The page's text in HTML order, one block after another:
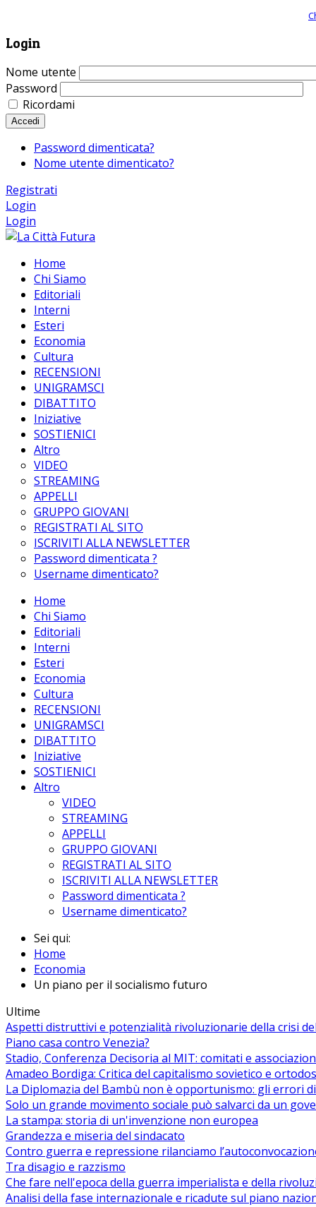
Login
Nome utente
Password
Ricordami
Accedi
Password dimenticata?
Nome utente dimenticato?
Registrati
Login
Login
Home
Chi Siamo
Editoriali
Interni
Esteri
Economia
Cultura
RECENSIONI
UNIGRAMSCI
DIBATTITO
Iniziative
SOSTIENICI
Altro
VIDEO
STREAMING
APPELLI
GRUPPO GIOVANI
REGISTRATI AL SITO
ISCRIVITI ALLA NEWSLETTER
Password dimenticata ?
Username dimenticato?
Home
Chi Siamo
Editoriali
Interni
Esteri
Economia
Cultura
RECENSIONI
UNIGRAMSCI
DIBATTITO
Iniziative
SOSTIENICI
Altro
VIDEO
STREAMING
APPELLI
GRUPPO GIOVANI
REGISTRATI AL SITO
ISCRIVITI ALLA NEWSLETTER
Password dimenticata ?
Username dimenticato?
Sei qui:
Home
Economia
Un piano per il socialismo futuro
Ultime
Aspetti distruttivi e potenzialità rivoluzionarie della crisi
Piano casa contro Venezia?
Stadio, Conferenza Decisoria al MIT: comitati e
Amadeo Bordiga: Critica del capitalismo sovietico e
La Diplomazia del Bambù non è opportunismo: gli errori
Solo un grande movimento sociale può salvarci da un
La stampa: storia di un'invenzione non europea
Grandezza e miseria del sindacato
Contro guerra e repressione rilanciamo
Tra disagio e razzismo
Che fare nell'epoca della guerra imperialista e della
Analisi della fase internazionale e ricadute sul piano